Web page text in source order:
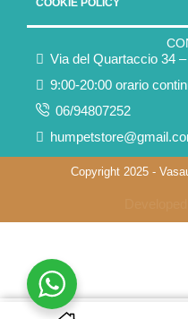
COOKIE POLICY
Via del Quartaccio 34
9:00-20:00 orario
06/94807252
Copyright 2025 -